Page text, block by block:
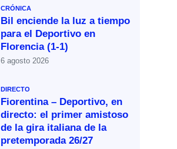
CRÓNICA
Bil enciende la luz a tiempo
para el Deportivo en
Florencia (1-1)
6 agosto 2026
DIRECTO
Fiorentina – Deportivo, en
directo: el primer amistoso
de la gira italiana de la
pretemporada 26/27